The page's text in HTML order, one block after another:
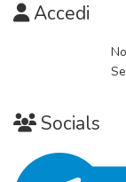
Accedi
Socials